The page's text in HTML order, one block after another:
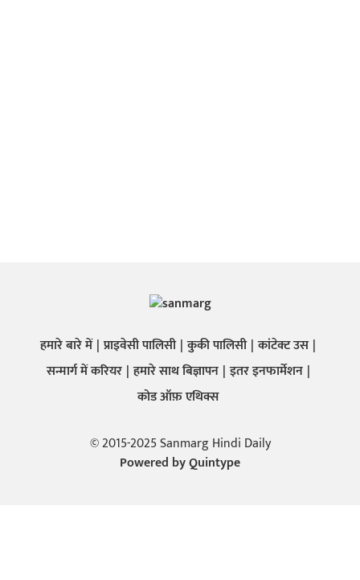
हमारे बारे में प्राइवेसी पालिसी कुकी पालिसी कांटेक्ट उस
सन्मार्ग में करियर हमारे साथ बिज्ञापन इतर इनफार्मेशन
कोड ऑफ़ एथिक्स
© 2015-2025 Sanmarg Hindi Daily
Powered byQuintype